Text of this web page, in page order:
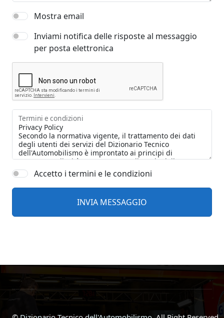
Mostra email
Inviami notifica delle risposte al messaggio
per posta elettronica
Termini e condizioni
Accetto i termini e le condizioni